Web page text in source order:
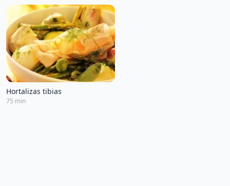
Hortalizas tibias
75 min